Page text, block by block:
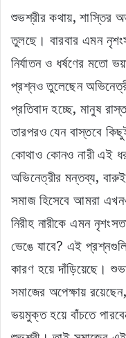
শুভশ্রীর কথায়, শাস্তির
তুলছে। বারবার এমন
নির্যাতন ও ধর্ষণের মতো
প্রশ্নও তুলেছেন
প্রতিবাদ হচ্ছে, মানুষ
তারপরও যেন বাস্তবে
কোথাও কোনও নারী এই
অভিনেত্রীর মন্তব্য,
সমাজ হিসেবে আমরা
নিরীহ নারীকে এমন
ভেঙে যাবে? এই
কারণ হয়ে দাঁড়িয়েছে।
সমাজের অপেক্ষায়
ভয়মুক্ত হয়ে বাঁচতে